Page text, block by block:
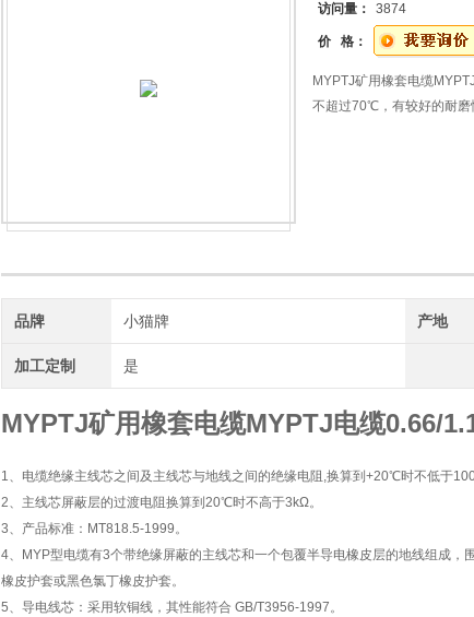
访问量： 3874
价 格：
MYPTJ矿用橡套电缆
不超过70℃，有较好的耐磨
品牌 小猫牌 产地
加工定制 是
MYPTJ矿用橡套电缆MYPTJ电缆0.66/
1、电缆绝缘主线芯之间及主线芯与地线之间的绝缘电阻,换算到+20℃时不低于
2、主线芯屏蔽层的过渡电阻换算到20℃时不高于3kΩ。
3、产品标准：MT818.5-1999。
4、MYP型电缆有3个带绝缘屏蔽的主线芯和一个包覆半导电橡皮层的地线组成
橡皮护套或黑色氯丁橡皮护套。
5、导电线芯：采用软铜线，其性能符合 GB/T3956-1997。